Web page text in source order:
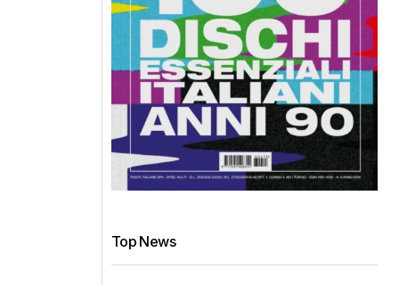
Top News